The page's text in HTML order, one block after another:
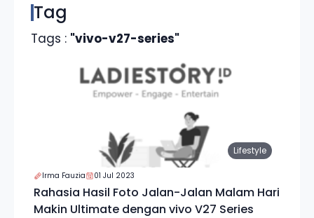
Tag
Tags : "vivo-v27-series"
Lifestyle
Irma Fauzia 01 Jul 2023
Rahasia Hasil Foto Jalan-Jalan Malam Hari
Makin Ultimate dengan vivo V27 Series